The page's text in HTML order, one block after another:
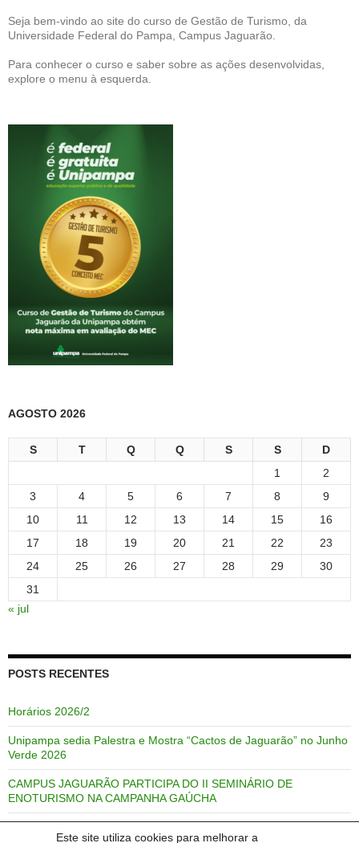
Este site utiliza cookies para melhorar a
Seja bem-vindo ao site do curso de Gestão de Turismo, da
Universidade Federal do Pampa, Campus Jaguarão.
Para conhecer o curso e saber sobre as ações desenvolvidas,
explore o menu à esquerda.
AGOSTO 2026
S T Q Q S S
D
1
2
3
4 5 6 7 8
9
10
11 12 13 14 15
16
17
18 19 20 21 22
23
24
25 26 27 28 29
30
31
« jul
POSTS RECENTES
Horários 2026/2
Unipampa sedia Palestra e Mostra “Cactos de Jaguarão” no Junho
Verde 2026
CAMPUS JAGUARÃO PARTICIPA DO II SEMINÁRIO DE
ENOTURISMO NA CAMPANHA GAÚCHA